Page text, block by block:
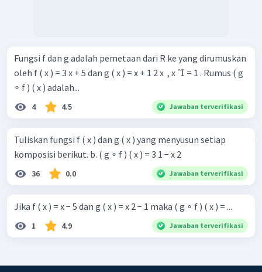
Fungsi f dan g adalah pemetaan dari R ke yang dirumuskan
oleh f ( x ) = 3 x + 5 dan g ( x ) = x + 1 2 x ​ , x  = 1 . Rumus ( g
∘ f ) ( x ) adalah...
4 4.5 Jawaban terverifikasi
Tuliskan fungsi f ( x ) dan g ( x ) yang menyusun setiap
komposisi berikut. b. ( g ∘ f ) ( x ) = 3 1 − x 2 ​
36 0.0 Jawaban terverifikasi
Jika f ( x ) = x − 5 dan g ( x ) = x 2 − 1 maka ( g ∘ f ) ( x ) = ...
1 4.9 Jawaban terverifikasi